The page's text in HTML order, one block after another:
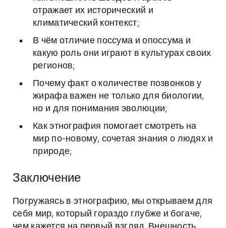
отражает их исторический и
климатический контекст;
В чём отличие поссума и опоссума и
какую роль они играют в культурах своих
регионов;
Почему факт о количестве позвонков у
жирафа важен не только для биологии,
но и для понимания эволюции;
Как этнография помогает смотреть на
мир по-новому, сочетая знания о людях и
природе;
Заключение
Погружаясь в этнографию, мы открываем для
себя мир, который гораздо глубже и богаче,